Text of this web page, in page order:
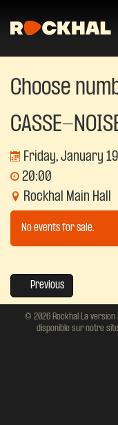
Choose
CASSE-
Friday, January
20:00
Rockhal Main Hall
No events for sale.
Previous
© 2026 Rockhal La
disponible sur notre